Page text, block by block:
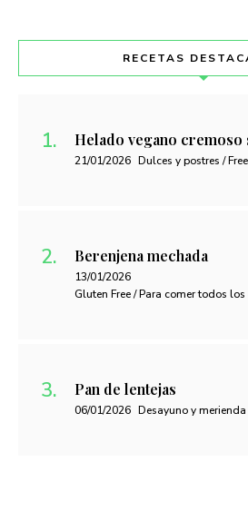
RECETAS
Helado vegano cremoso
21/01/2026 Dulces y postres /
Berenjena mechada
13/01/2026
Gluten Free / Para comer todos los
Pan de lentejas
06/01/2026 Desayuno y